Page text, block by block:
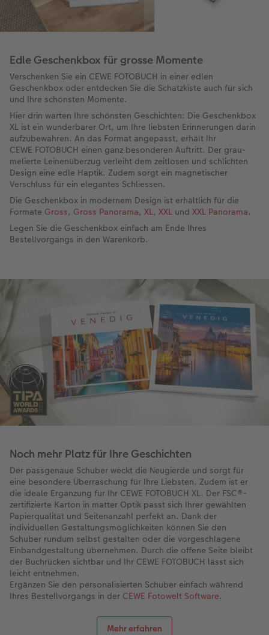
Edle Geschenkbox für grosse Momente
Verschenken Sie ein CEWE FOTOBUCH in einer edlen
Geschenkbox oder entdecken Sie die Schatzkiste auch für sich
und Ihre schönsten Momente.
Hier drin warten Ihre schönsten Geschichten: Die Geschenkbox
XL ist ein wunderbarer Ort, um Ihre liebsten Erinnerungen darin
aufzubewahren. An das Format angepasst, erhält Ihr
CEWE FOTOBUCH einen ganz besonderen Auftritt. Der grau-
melierte Leinenüberzug verleiht dem zeitlosen und schlichten
Design eine edle Haptik. Zudem sorgt ein magnetischer
Verschluss für ein elegantes Schliessen.
Die Geschenkbox in modernem Design ist erhältlich für die
Formate Gross, Gross Panorama, XL, XXL und XXL Panorama.
Legen Sie die Geschenkbox einfach am Ende Ihres
Bestellvorgangs in den Warenkorb.
Noch mehr Platz für Ihre Geschichten
Der passgenaue Schuber weckt die Neugierde und sorgt für
eine besondere Überraschung für Ihre Liebsten. Zudem ist er
die ideale Ergänzung für Ihr CEWE FOTOBUCH XL. Der FSC®-
zertifizierte Karton in matter Optik passt sich Ihrer gewählten
Papierqualität und Seitenanzahl perfekt an. Dank der
individuellen Gestaltungsmöglichkeiten können Sie den
Schuber rundum selbst gestalten oder die vorgeschlagene
Einbandgestaltung übernehmen. Durch die offene Seite bleibt
der Buchrücken sichtbar und Ihr CEWE FOTOBUCH lässt sich
leicht entnehmen.​
Ergänzen Sie den personalisierten Schuber einfach während
Ihres Bestellvorgangs in der CEWE Fotowelt Software.
Mehr erfahren